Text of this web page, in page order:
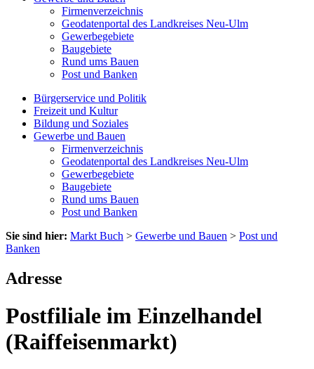
Firmenverzeichnis
Geodatenportal des Landkreises Neu-Ulm
Gewerbegebiete
Baugebiete
Rund ums Bauen
Post und Banken
Bürgerservice und Politik
Freizeit und Kultur
Bildung und Soziales
Gewerbe und Bauen
Firmenverzeichnis
Geodatenportal des Landkreises Neu-Ulm
Gewerbegebiete
Baugebiete
Rund ums Bauen
Post und Banken
Sie sind hier: Markt Buch > Gewerbe und Bauen > Post und
Banken
Adresse
Postfiliale im Einzelhandel
(Raiffeisenmarkt)